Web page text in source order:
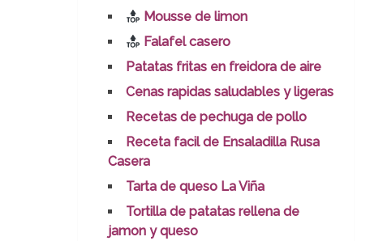
Mousse de limon
Falafel casero
Patatas fritas en freidora de aire
Cenas rapidas saludables y ligeras
Recetas de pechuga de pollo
Receta facil de Ensaladilla Rusa
Casera
Tarta de queso La Viña
Tortilla de patatas rellena de
jamon y queso